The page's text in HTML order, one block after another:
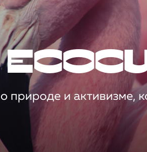
природе и активизме,